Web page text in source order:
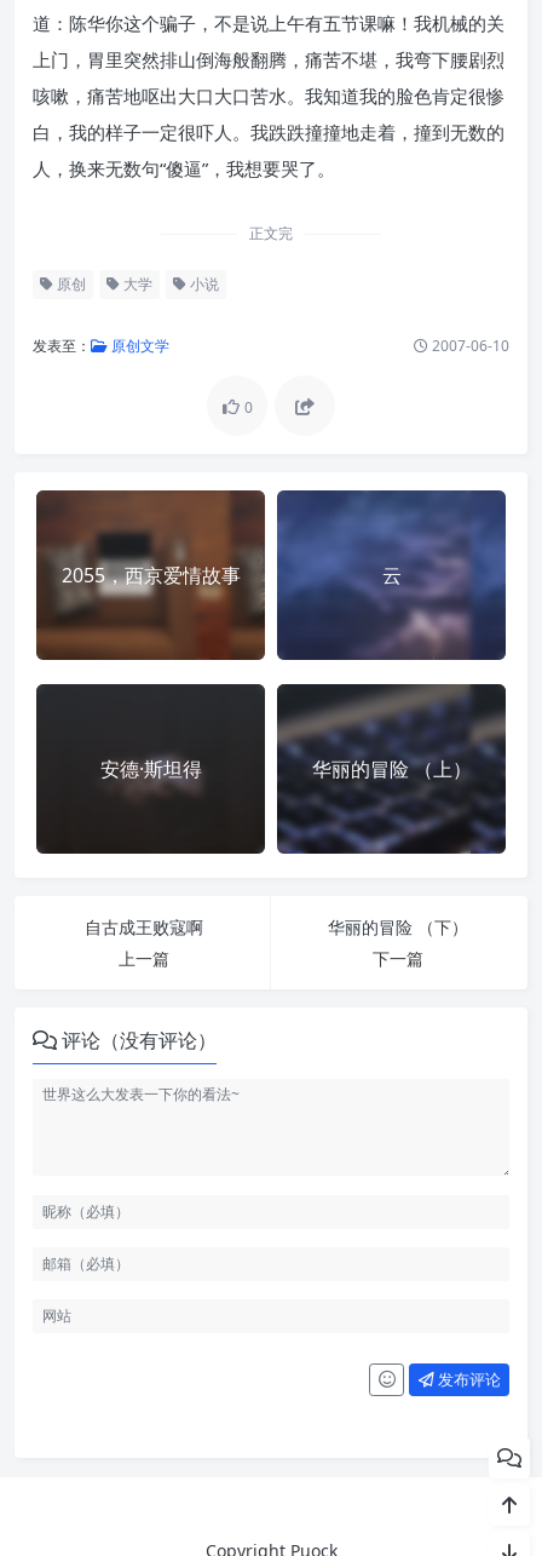
道：陈华你这个骗子，不是说上午有五节课嘛！我机械的关
上门，胃里突然排山倒海般翻腾，痛苦不堪，我弯下腰剧烈
咳嗽，痛苦地呕出大口大口苦水。我知道我的脸色肯定很惨
白，我的样子一定很吓人。我跌跌撞撞地走着，撞到无数的
人，换来无数句“傻逼”，我想要哭了。
正文完
原创 大学 小说
发表至： 原创文学 2007-06-10
0
2055，西京爱情故事 云
安德·斯坦得 华丽的冒险 （上）
自古成王败寇啊
上一篇
华丽的冒险 （下）
下一篇
评论（没有评论）
发布评论
Copyright Puock